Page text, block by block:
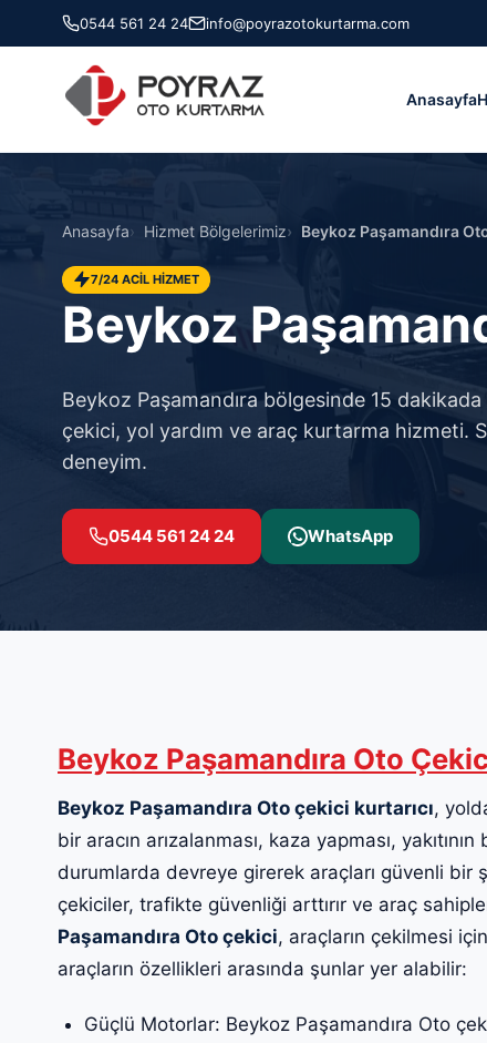
0544 561 24 24 info@poyrazotokurtarma.com
Anasayfa
Anasayfa Hizmet Bölgelerimiz Beykoz Paşamandıra
7/24 ACİL HİZMET
Beykoz
Beykoz Paşamandıra bölgesinde 15
çekici, yol yardım ve araç kurtarma hizmeti.
deneyim.
0544 561 24 24 WhatsApp
Beykoz Paşamandıra Oto
Beykoz Paşamandıra Oto çekici kurtarıcı,
bir aracın arızalanması, kaza yapması,
durumlarda devreye girerek araçları güvenli bir
çekiciler, trafikte güvenliği arttırır ve araç
Paşamandıra Oto çekici, araçların çekilmesi
araçların özellikleri arasında şunlar yer alabilir:
Güçlü Motorlar: Beykoz Paşamandıra Oto